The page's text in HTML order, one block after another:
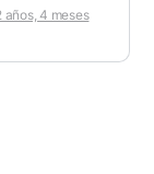
años, 4 meses